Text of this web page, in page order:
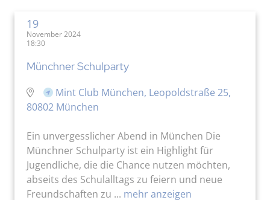
19
November 2024
18:30
Münchner Schulparty
Mint Club München, Leopoldstraße 25,
80802 München
Ein unvergesslicher Abend in München Die
Münchner Schulparty ist ein Highlight für
Jugendliche, die die Chance nutzen möchten,
abseits des Schulalltags zu feiern und neue
Freundschaften zu ... mehr anzeigen